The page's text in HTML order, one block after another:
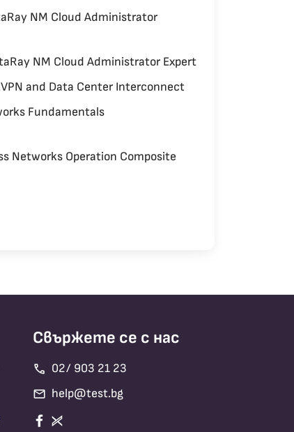
NM Cloud Administrator
NM Cloud Administrator Expert
and Data Center Interconnect
Fundamentals
Networks Operation Composite
Свържете се с нас
call 02/ 903 21 23
mail help@test.bg